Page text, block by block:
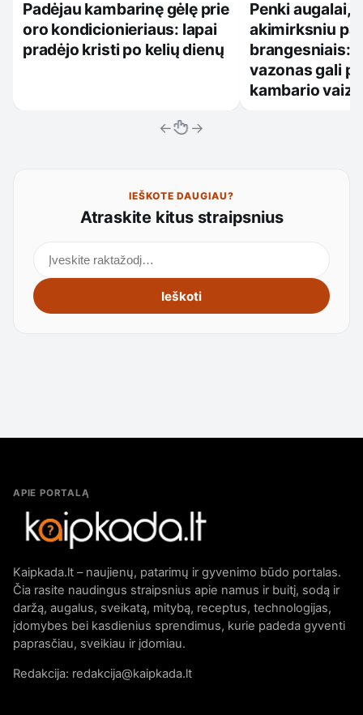
Padėjau kambarinę gėlę prie
oro kondicionieriaus: lapai
pradėjo kristi po kelių dienų
Penki augalai,
akimirksniu
brangesniais:
vazonas gali
kambario
← →
IEŠKOTE DAUGIAU?
Atraskite kitus straipsnius
Ieškoti
APIE PORTALĄ
Kaipkada.lt – naujienų, patarimų ir gyvenimo būdo portalas.
Čia rasite naudingus straipsnius apie namus ir buitį, sodą ir
daržą, augalus, sveikatą, mitybą, receptus, technologijas,
įdomybes bei kasdienius sprendimus, kurie padeda gyventi
paprasčiau, sveikiau ir įdomiau.
Redakcija: redakcija@kaipkada.lt